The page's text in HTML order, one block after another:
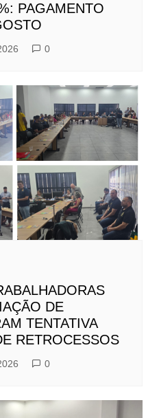
PAGAMENTO
0
DE
TENTATIVA
RETROCESSOS
0